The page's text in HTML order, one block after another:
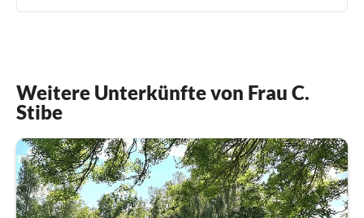
Weitere Unterkünfte von Frau C.
Stibe